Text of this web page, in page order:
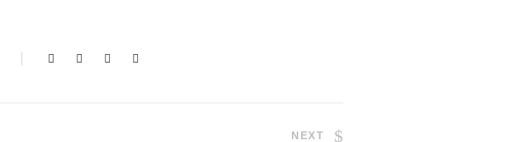
NEXT